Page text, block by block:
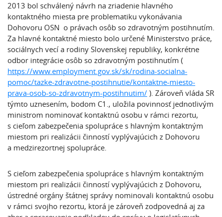
2013 bol schválený návrh na zriadenie hlavného
kontaktného miesta pre problematiku vykonávania
Dohovoru OSN o právach osôb so zdravotným postihnutím.
Za hlavné kontaktné miesto bolo určené Ministerstvo práce,
sociálnych vecí a rodiny Slovenskej republiky, konkrétne
odbor integrácie osôb so zdravotným postihnutím (
https://www.employment.gov.sk/sk/rodina-socialna-
pomoc/tazke-zdravotne-postihnutie/kontaktne-miesto-
prava-osob-so-zdravotnym-postihnutim/ ). Zároveň vláda SR
týmto uznesením, bodom C1., uložila povinnosť jednotlivým
ministrom nominovať kontaktnú osobu v rámci rezortu,
s cieľom zabezpečenia spolupráce s hlavným kontaktným
miestom pri realizácii činností vyplývajúcich z Dohovoru
a medzirezortnej spolupráce.
S cieľom zabezpečenia spolupráce s hlavným kontaktným
miestom pri realizácii činností vyplývajúcich z Dohovoru,
ústredné orgány štátnej správy nominovali kontaktnú osobu
v rámci svojho rezortu, ktorá je zároveň zodpovedná aj za